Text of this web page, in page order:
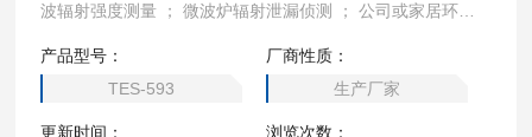
波辐射强度测量 ； 微波炉辐射泄漏侦测 ； 公司或家居环境
产品型号：
TES-593
厂商性质：
生产厂家
更新时间：
浏览次数：